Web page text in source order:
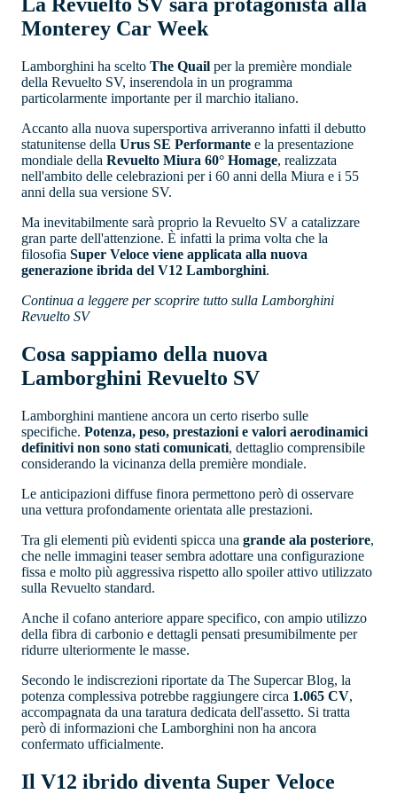
Monterey Car Week
Lamborghini ha scelto The Quail per la première mondiale
della Revuelto SV, inserendola in un programma
particolarmente importante per il marchio italiano.
Accanto alla nuova supersportiva arriveranno infatti il debutto
statunitense della Urus SE Performante e la presentazione
mondiale della Revuelto Miura 60° Homage, realizzata
nell'ambito delle celebrazioni per i 60 anni della Miura e i 55
anni della sua versione SV.
Ma inevitabilmente sarà proprio la Revuelto SV a catalizzare
gran parte dell'attenzione. È infatti la prima volta che la
filosofia Super Veloce viene applicata alla nuova
generazione ibrida del V12 Lamborghini.
Continua a leggere per scoprire tutto sulla Lamborghini
Revuelto SV
Cosa sappiamo della nuova
Lamborghini Revuelto SV
Lamborghini mantiene ancora un certo riserbo sulle
specifiche. Potenza, peso, prestazioni e valori aerodinamici
definitivi non sono stati comunicati, dettaglio comprensibile
considerando la vicinanza della première mondiale.
Le anticipazioni diffuse finora permettono però di osservare
una vettura profondamente orientata alle prestazioni.
Tra gli elementi più evidenti spicca una grande ala posteriore,
che nelle immagini teaser sembra adottare una configurazione
fissa e molto più aggressiva rispetto allo spoiler attivo utilizzato
sulla Revuelto standard.
Anche il cofano anteriore appare specifico, con ampio utilizzo
della fibra di carbonio e dettagli pensati presumibilmente per
ridurre ulteriormente le masse.
Secondo le indiscrezioni riportate da The Supercar Blog, la
potenza complessiva potrebbe raggiungere circa 1.065 CV,
accompagnata da una taratura dedicata dell'assetto. Si tratta
però di informazioni che Lamborghini non ha ancora
confermato ufficialmente.
Il V12 ibrido diventa Super Veloce